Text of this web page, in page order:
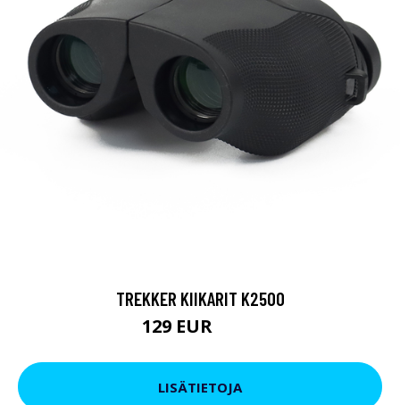
TREKKER KIIKARIT K2500
129 EUR
LISÄTIETOJA